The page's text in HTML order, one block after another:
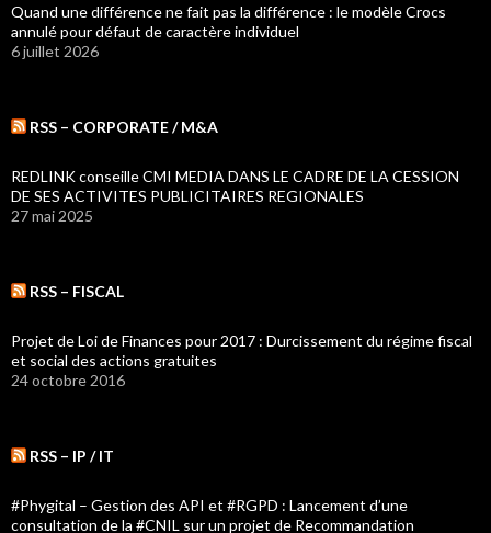
Quand une différence ne fait pas la différence : le modèle Crocs
annulé pour défaut de caractère individuel
6 juillet 2026
RSS – CORPORATE / M&A
REDLINK conseille CMI MEDIA DANS LE CADRE DE LA CESSION
DE SES ACTIVITES PUBLICITAIRES REGIONALES
27 mai 2025
RSS – FISCAL
Projet de Loi de Finances pour 2017 : Durcissement du régime fiscal
et social des actions gratuites
24 octobre 2016
RSS – IP / IT
#Phygital – Gestion des API et #RGPD : Lancement d’une
consultation de la #CNIL sur un projet de Recommandation